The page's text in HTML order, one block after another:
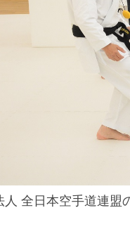
人 全日本空手道連盟